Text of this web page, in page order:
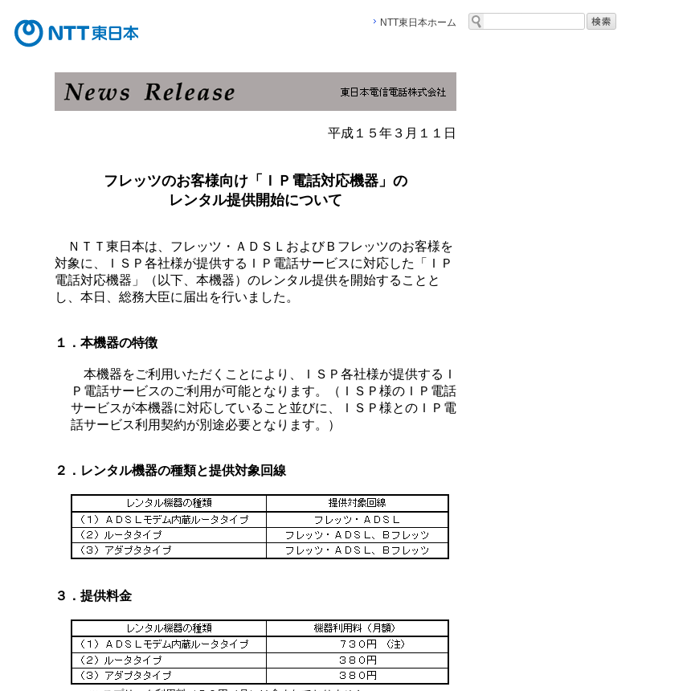
NTT東日本ホーム
平成１５年３月１１日
フレッツのお客様向け「ＩＰ電話対応機器」の
レンタル提供開始について
ＮＴＴ東日本は、フレッツ・ＡＤＳＬおよびＢフレッツのお客様を
対象に、ＩＳＰ各社様が提供するＩＰ電話サービスに対応した「ＩＰ
電話対応機器」（以下、本機器）のレンタル提供を開始することと
し、本日、総務大臣に届出を行いました。
１．本機器の特徴
本機器をご利用いただくことにより、ＩＳＰ各社様が提供するＩ
Ｐ電話サービスのご利用が可能となります。（ＩＳＰ様のＩＰ電話
サービスが本機器に対応していること並びに、ＩＳＰ様とのＩＰ電
話サービス利用契約が別途必要となります。）
２．レンタル機器の種類と提供対象回線
３．提供料金